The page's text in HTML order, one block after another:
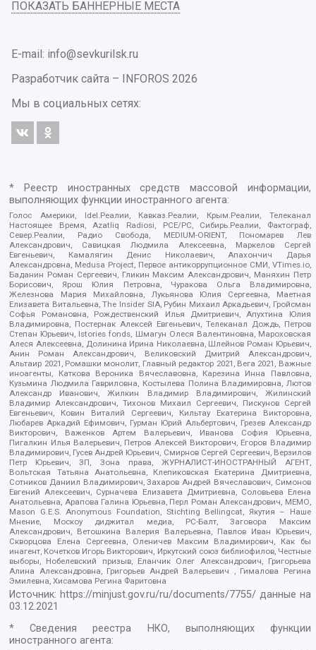
ПОКАЗАТЬ БАННЕРНЫЕ МЕСТА
E-mail: info@sevkurilsk.ru
Разработчик сайта –
INFOROS 2026
Мы в социальных сетях:
* Реестр иностранных средств массовой информации,
выполняющих функции иностранного агента:
Голос Америки, Idel.Реалии, Кавказ.Реалии, Крым.Реалии, Телеканал
Настоящее Время, Azatliq Radiosi, PCE/PC, Сибирь.Реалии, Фактограф,
Север.Реалии, Радио Свобода, MEDIUM-ORIENT, Пономарев Лев
Александрович, Савицкая Людмила Алексеевна, Маркелов Сергей
Евгеньевич, Камалягин Денис Николаевич, Апахончич Дарья
Александровна, Medusa Project, Первое антикоррупционное СМИ, VTimes.io,
Баданин Роман Сергеевич, Гликин Максим Александрович, Маняхин Петр
Борисович, Ярош Юлия Петровна, Чуракова Ольга Владимировна,
Железнова Мария Михайловна, Лукьянова Юлия Сергеевна, Маетная
Елизавета Витальевна, The Insider SIA, Рубин Михаил Аркадьевич, Гройсман
Софья Романовна, Рождественский Илья Дмитриевич, Апухтина Юлия
Владимировна, Постернак Алексей Евгеньевич, Телеканал Дождь, Петров
Степан Юрьевич, Istories fonds, Шмагун Олеся Валентиновна, Мароховская
Алеся Алексеевна, Долинина Ирина Николаевна, Шлейнов Роман Юрьевич,
Анин Роман Александрович, Великовский Дмитрий Александрович,
Альтаир 2021, Ромашки монолит, Главный редактор 2021, Вега 2021, Важные
иноагенты, Каткова Вероника Вячеславовна, Карезина Инна Павловна,
Кузьмина Людмила Гавриловна, Костылева Полина Владимировна, Лютов
Александр Иванович, Жилкин Владимир Владимирович, Жилинский
Владимир Александрович, Тихонов Михаил Сергеевич, Пискунов Сергей
Евгеньевич, Ковин Виталий Сергеевич, Кильтау Екатерина Викторовна,
Любарев Аркадий Ефимович, Гурман Юрий Альбертович, Грезев Александр
Викторович, Важенков Артем Валерьевич, Иванова София Юрьевна,
Пигалкин Илья Валерьевич, Петров Алексей Викторович, Егоров Владимир
Владимирович, Гусев Андрей Юрьевич, Смирнов Сергей Сергеевич, Верзилов
Петр Юрьевич, ЗП, Зона права, ЖУРНАЛИСТ-ИНОСТРАННЫЙ АГЕНТ,
Вольтская Татьяна Анатольевна, Клепиковская Екатерина Дмитриевна,
Сотников Даниил Владимирович, Захаров Андрей Вячеславович, Симонов
Евгений Алексеевич, Сурначева Елизавета Дмитриевна, Соловьева Елена
Анатольевна, Арапова Галина Юрьевна, Перл Роман Александрович, МЕМО,
Mason G.E.S. Anonymous Foundation, Stichting Bellingcat, Якутия – Наше
Мнение, Москоу диджитал медиа, РС-Балт, Заговора Максим
Александрович, Ветошкина Валерия Валерьевна, Павлов Иван Юрьевич,
Скворцова Елена Сергеевна, Оленичев Максим Владимирович, Как бы
инагент, Кочетков Игорь Викторович, Иркутский союз библиофилов, Честные
выборы, Нобелевский призыв, Еланчик Олег Александрович, Григорьева
Алина Александровна, Григорьев Андрей Валерьевич , Гималова Регина
Эмилевна, Хисамова Регина Фаритовна
Источник: https://minjust.gov.ru/ru/documents/7755/ данные на
03.12.2021
* Сведения реестра НКО, выполняющих функции
иностранного агента: